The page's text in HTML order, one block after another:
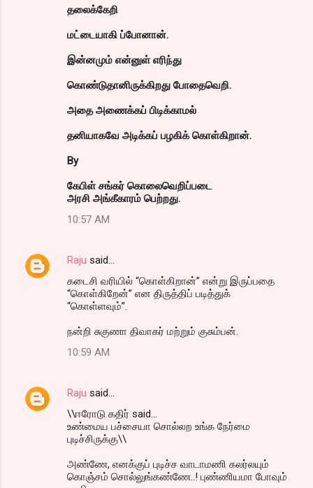
தலைக்கேறி
மட்டையாகி ப்போனான்.
இன்னமும் என்னுள் எரிந்து
கொண்டுதானிருக்கிறது போதைவெறி.
அதை அணைக்கப் பிடிக்காமல்
தனியாகவே அடிக்கப் பழகிக் கொள்கிறான்.
By
கேபிள் சங்கர் கொலைவெறிப்படை
அரசி அங்கீகாரம் பெற்றது.
10:57 AM
Raju said…
கடைசி வரியில் “கொள்கிறான்” என்று இருப்பதை
“கொள்கிறேன்” என திருத்திப் படித்துக்
“கொள்ளவும்”.
நன்றி சுகுணா திவாகர் மற்றும் குசும்பன்.
10:59 AM
Raju said…
\\ஈரோடு கதிர் said...
உண்மைய பச்சையா சொல்லற உங்க நேர்மை
புடிச்சிருக்கு\\
அண்ணே, எனக்குப் புடிச்ச வாடாமணி கலர்லயும்
கொஞ்சம் சொல்லுங்கண்ணே..! புண்ணியமா போவும்